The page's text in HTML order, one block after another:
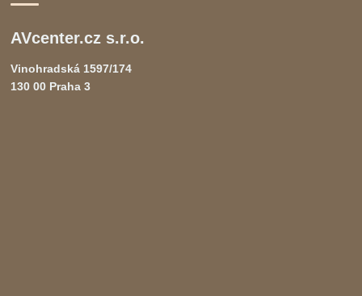
AVcenter.cz s.r.o.
Vinohradská 1597/174
130 00 Praha 3